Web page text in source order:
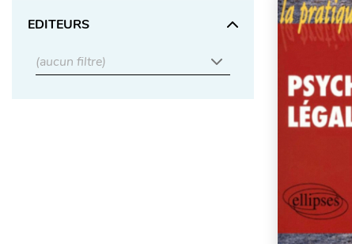
EDITEURS
(aucun filtre)